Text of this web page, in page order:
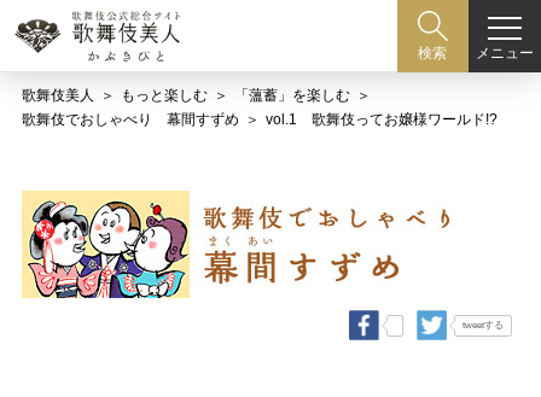
検索 メニュー
歌舞伎美人 もっと楽しむ
「薀蓄」を楽しむ
歌舞伎でおしゃべり 幕間すずめ
vol.1 歌舞伎ってお嬢様ワールド!?
tweetする